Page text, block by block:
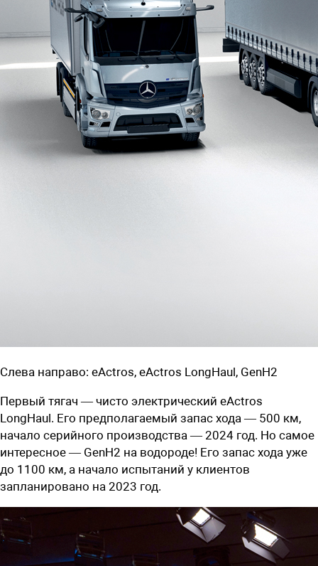
Слева направо: eActros, eActros LongHaul, GenH2
Первый тягач — чисто электрический eActros
LongHaul. Его предполагаемый запас хода — 500 км,
начало серийного производства — 2024 год. Но самое
интересное — GenH2 на водороде! Его запас хода уже
до 1100 км, а начало испытаний у клиентов
запланировано на 2023 год.